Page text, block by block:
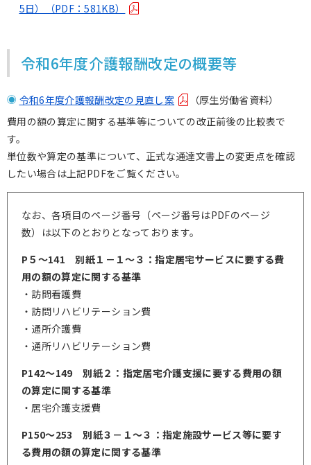
5日）（PDF：581KB）
令和6年度介護報酬改定の概要等
令和6年度介護報酬改定の見直し案
（厚生労働省資料）
費用の額の算定に関する基準等についての改正前後の比較表で
す。
単位数や算定の基準について、正式な通達文書上の変更点を確認
したい場合は上記PDFをご覧ください。
なお、各項目のページ番号（ページ番号はPDFのページ
数）は以下のとおりとなっております。
P５～141 別紙１－１～３：指定居宅サービスに要する費
用の額の算定に関する基準
・訪問看護費
・訪問リハビリテーション費
・通所介護費
・通所リハビリテーション費
P142～149 別紙２：指定居宅介護支援に要する費用の額
の算定に関する基準
・居宅介護支援費
P150～253 別紙３－１～３：指定施設サービス等に要す
る費用の額の算定に関する基準